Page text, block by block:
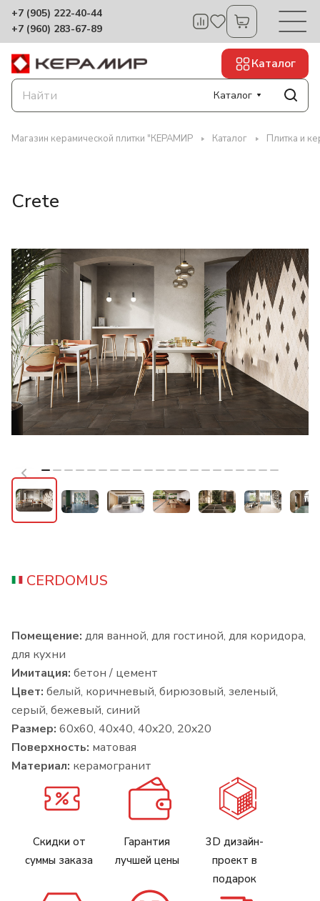
+7 (905) 222-40-44
+7 (960) 283-67-89
Каталог
Каталог
Магазин керамической плитки "КЕРАМИР Каталог Плитка и
Crete
CERDOMUS
Помещение: для ванной, для гостиной, для коридора,
для кухни
Имитация: бетон / цемент
Цвет: белый, коричневый, бирюзовый, зеленый,
серый, бежевый, синий
Размер: 60x60, 40x40, 40x20, 20x20
Поверхность: матовая
Материал: керамогранит
Скидки от
суммы заказа
Гарантия
лучшей цены
3D дизайн-
проект в
подарок